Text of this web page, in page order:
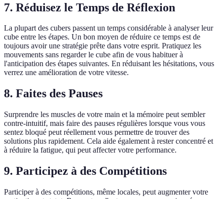
7. Réduisez le Temps de Réflexion
La plupart des cubers passent un temps considérable à analyser leur
cube entre les étapes. Un bon moyen de réduire ce temps est de
toujours avoir une stratégie prête dans votre esprit. Pratiquez les
mouvements sans regarder le cube afin de vous habituer à
l'anticipation des étapes suivantes. En réduisant les hésitations, vous
verrez une amélioration de votre vitesse.
8. Faites des Pauses
Surprendre les muscles de votre main et la mémoire peut sembler
contre-intuitif, mais faire des pauses régulières lorsque vous vous
sentez bloqué peut réellement vous permettre de trouver des
solutions plus rapidement. Cela aide également à rester concentré et
à réduire la fatigue, qui peut affecter votre performance.
9. Participez à des Compétitions
Participer à des compétitions, même locales, peut augmenter votre